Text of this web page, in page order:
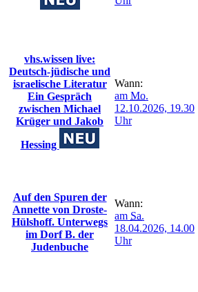
vhs.wissen live:
Deutsch-jüdische und
israelische Literatur
Ein Gespräch
zwischen Michael
Krüger und Jakob
Hessing
Wann:
am Mo.
12.10.2026, 19.30
Uhr
Auf den Spuren der
Annette von Droste-
Hülshoff. Unterwegs
im Dorf B. der
Judenbuche
Wann:
am Sa.
18.04.2026, 14.00
Uhr